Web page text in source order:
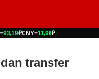
=93,19₽CNY=11,96₽
transfer